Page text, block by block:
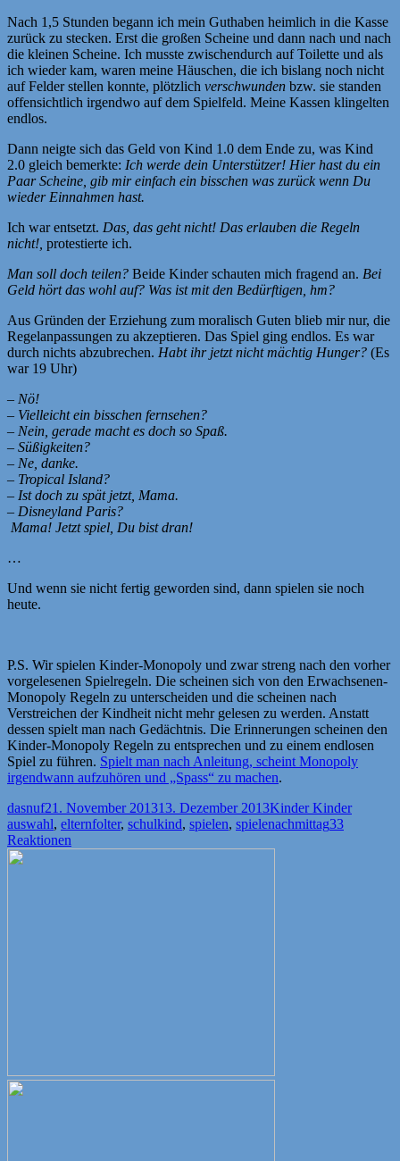
Nach 1,5 Stunden begann ich mein Guthaben heimlich in die Kasse
zurück zu stecken. Erst die großen Scheine und dann nach und nach
die kleinen Scheine. Ich musste zwischendurch auf Toilette und als
ich wieder kam, waren meine Häuschen, die ich bislang noch nicht
auf Felder stellen konnte, plötzlich verschwunden bzw. sie standen
offensichtlich irgendwo auf dem Spielfeld. Meine Kassen klingelten
endlos.
Dann neigte sich das Geld von Kind 1.0 dem Ende zu, was Kind
2.0 gleich bemerkte: Ich werde dein Unterstützer! Hier hast du ein
Paar Scheine, gib mir einfach ein bisschen was zurück wenn Du
wieder Einnahmen hast.
Ich war entsetzt. Das, das geht nicht! Das erlauben die Regeln
nicht!, protestierte ich.
Man soll doch teilen? Beide Kinder schauten mich fragend an. Bei
Geld hört das wohl auf? Was ist mit den Bedürftigen, hm?
Aus Gründen der Erziehung zum moralisch Guten blieb mir nur, die
Regelanpassungen zu akzeptieren. Das Spiel ging endlos. Es war
durch nichts abzubrechen. Habt ihr jetzt nicht mächtig Hunger? (Es
war 19 Uhr)
– Nö!
– Vielleicht ein bisschen fernsehen?
– Nein, gerade macht es doch so Spaß.
– Süßigkeiten?
– Ne, danke.
– Tropical Island?
– Ist doch zu spät jetzt, Mama.
– Disneyland Paris?
Mama! Jetzt spiel, Du bist dran!
…
Und wenn sie nicht fertig geworden sind, dann spielen sie noch
heute.
P.S. Wir spielen Kinder-Monopoly und zwar streng nach den vorher
vorgelesenen Spielregeln. Die scheinen sich von den Erwachsenen-
Monopoly Regeln zu unterscheiden und die scheinen nach
Verstreichen der Kindheit nicht mehr gelesen zu werden. Anstatt
dessen spielt man nach Gedächtnis. Die Erinnerungen scheinen den
Kinder-Monopoly Regeln zu entsprechen und zu einem endlosen
Spiel zu führen. Spielt man nach Anleitung, scheint Monopoly
irgendwann aufzuhören und „Spass“ zu machen.
Autor
dasnufVeröffentlicht
am
21. November 201313. Dezember 2013Kategorien
Kinder Kinder
auswahl, elternfolter, schulkind, spielen, spielenachmittag33
Reaktionen